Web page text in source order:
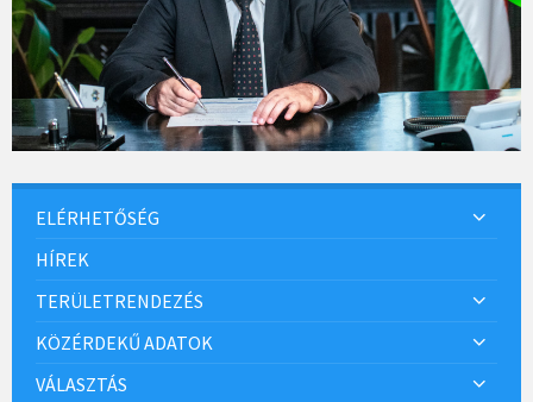
ELÉRHETŐSÉG
HÍREK
TERÜLETRENDEZÉS
KÖZÉRDEKŰ ADATOK
VÁLASZTÁS